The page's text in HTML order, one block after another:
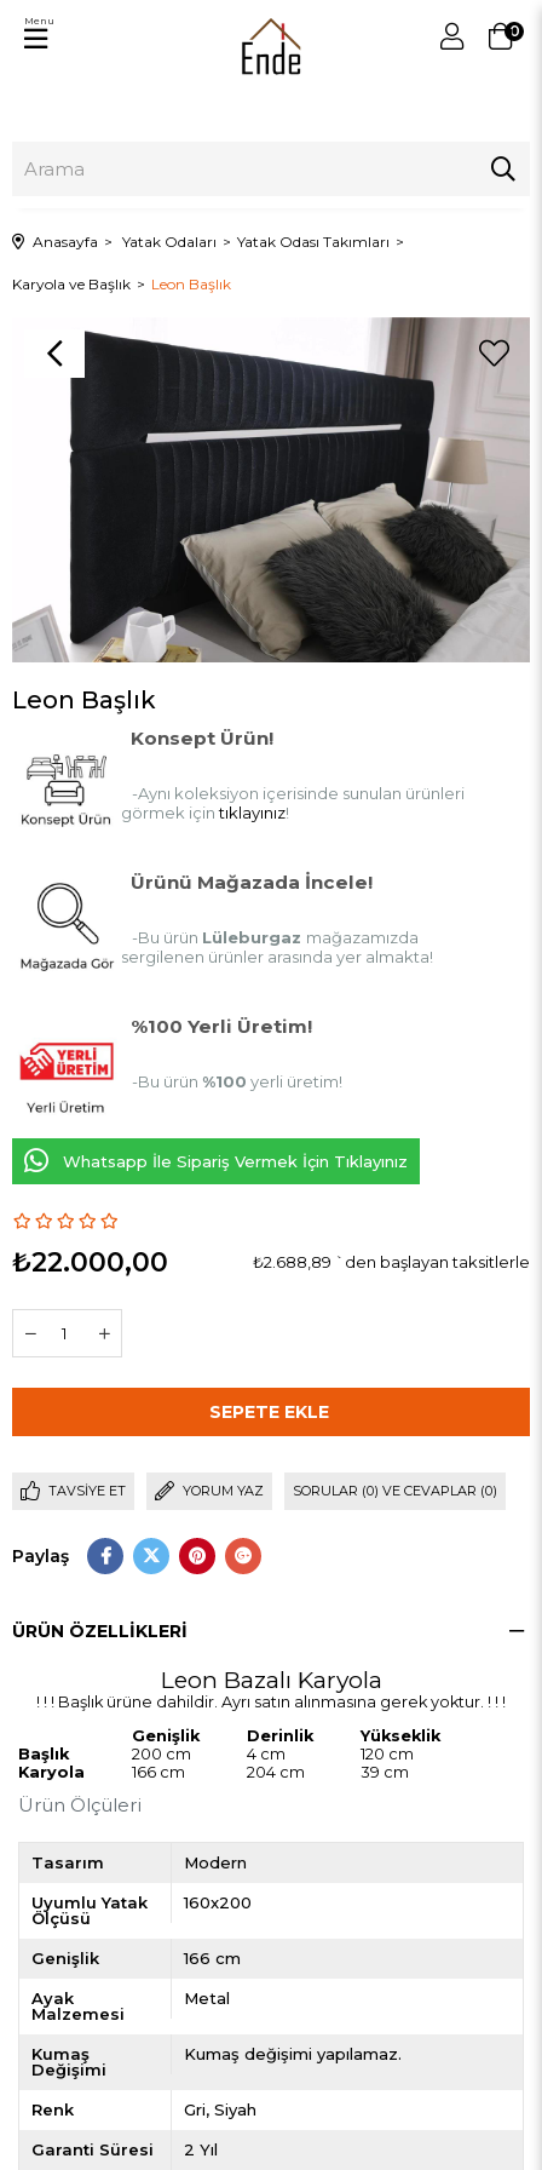
0
Menu
Anasayfa Yatak Odaları Yatak Odası Takımları
Karyola ve Başlık Leon Başlık
Leon Başlık
Konsept Ürün!
-Aynı koleksiyon içerisinde sunulan ürünleri
görmek içintıklayınız!
Ürünü Mağazada İncele!
-Bu ürün Lüleburgaz mağazamızda
sergilenen ürünler arasında yer almakta!
%100 Yerli Üretim!
-Bu ürün %100 yerli üretim!
Whatsapp İle Sipariş Vermek İçin Tıklayınız
₺22.000,00 ₺2.688,89 `den başlayan taksitlerle
TAVSIYE ET YORUM YAZ SORULAR (0) VE CEVAPLAR (0)
Paylaş
ÜRÜN ÖZELLIKLERI
Leon Bazalı Karyola
! ! ! Başlık ürüne dahildir. Ayrı satın alınmasına gerek yoktur. ! ! !
Ürün Ölçüleri
Genişlik Derinlik
Yükseklik
Başlık
200 cm 4 cm
120 cm
Karyola
166 cm 204 cm 39 cm
Tasarım Modern
Uyumlu Yatak
Ölçüsü
160x200
Genişlik 166 cm
Ayak
Malzemesi
Metal
Kumaş
Değişimi
Kumaş değişimi yapılamaz.
Renk Gri Siyah
Garanti Süresi 2 Yıl